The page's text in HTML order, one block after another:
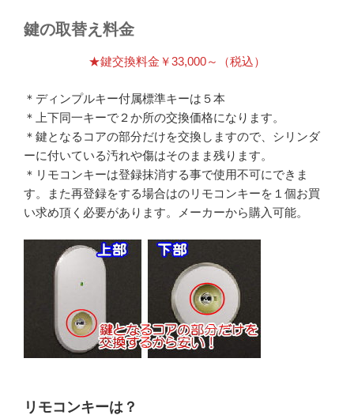
鍵の取替え料金
★鍵交換料金￥33,000～（税込）
＊ディンプルキー付属標準キーは５本
＊上下同一キーで２か所の交換価格になります。
＊鍵となるコアの部分だけを交換しますので、シリンダ
ーに付いている汚れや傷はそのまま残ります。
＊リモコンキーは登録抹消する事で使用不可にできま
す。また再登録をする場合はのリモコンキーを１個お買
い求め頂く必要があります。メーカーから購入可能。
リモコンキーは？